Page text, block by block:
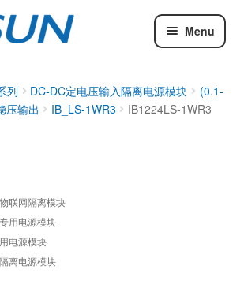
Menu
列 DC-DC定电压输入隔离电源模块
(0.1-
压输出
IB_LS-1WR3 IB1224LS-1WR3
联网隔离模块
用电源模块
电源模块
离电源模块